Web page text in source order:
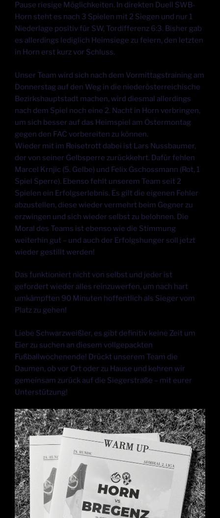
Pause riesige Möglichkeiten. In direkten Duell SWB-
Horn steht es nach 3 Spielen mit 2 Siegen und nur 1
Niederlage positiv für SW, Tordifferenz 6:3. Bisher gab
es allerdings lediglich Heimsiege zu feiern, den letzten
in Horn erst kurz vor Schluss.
Unser Team wird sich nach dem Vormittagstraining am
Donnerstag auf den Weg in die niederösterreichische
Bezirkshauptstadt machen, wird diesmal allerdings
nach dem Spiel noch eine 2. Nacht in Horn verbringen,
um sich besser auf das Heimspiel am Ostermontag
gegen den FAC vorbereiten zu können.
Wieder mit im Reisetrott dabei ist Lars Nussbaumer,
der von seiner Gelbsperre zurückkehrt. Dafür fehlen
Marcel Krnjic (5. Gelbe) und Felix Gschossmann (Rot, 1
Spiel Sperre). Ebenso fehlt unserem Team seit 2
Spielen ein Erfolgserlebnis. Es gilt die eigenen Fehler
abzustellen, diese wieder vermehrt beim Gegner zu
erzwingen und sich wieder selbst zu belohnen. Die
Moral des Teams ist ebenso wie die Stimmung
weiterhin gut – und auch der Erfolgshunger soll jetzt
wieder gestillt werden!
Das funktioniert nicht von selbst und jeder ist
gefordert wieder alles reinzuwerfen, um nach hart
umkämpften 90 Minuten hoffentlich als Sieger vom
Platz zu gehen!
Liebe Schwarzweißler, es gibt definitiv keine Zeit um
Eier zu suchen an diesem vollgepackten
Fußballwochenende! Drückt unserem Team die
Daumen, ob vor Ort oder zu Hause und kehren wir
gemeinsam zurück auf die Siegerstraße – mit eurer
Unterstützung!